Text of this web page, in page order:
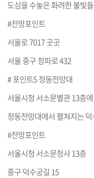
도심을 수놓은 화려한 불빛
#전망포인트
서울로 7017 곳곳
서울 중구 청파로 432
# 포인트5 정동전망대
서울시청 서소문별관 13층
정동전망대에서 펼쳐지는
#전망포인트
서울시청 서소문청사 13층
중구 덕수궁길 15